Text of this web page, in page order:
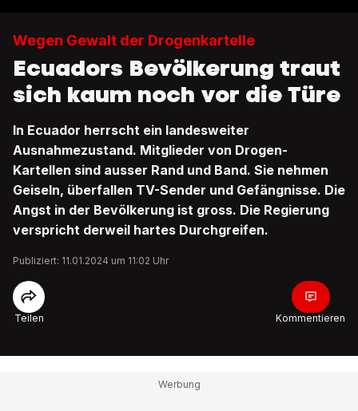
Wegen Gewalt der Drogenkartelle
Ecuadors Bevölkerung traut
sich kaum noch vor die Türe
In Ecuador herrscht ein landesweiter
Ausnahmezustand. Mitglieder von Drogen-
Kartellen sind ausser Rand und Band. Sie nehmen
Geiseln, überfallen TV-Sender und Gefängnisse. Die
Angst in der Bevölkerung ist gross. Die Regierung
verspricht derweil hartes Durchgreifen.
Publiziert: 11.01.2024 um 11:02 Uhr
Teilen Kommentieren